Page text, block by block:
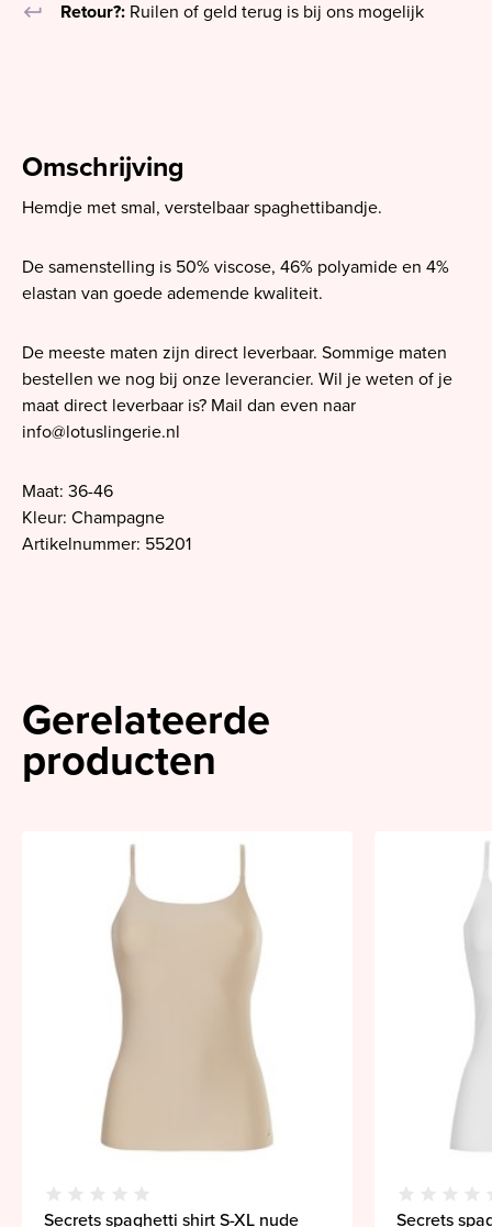
keyboard_return
Retour?: Ruilen of geld terug is bij ons mogelijk
Omschrijving
Hemdje met smal, verstelbaar spaghettibandje.
De samenstelling is 50% viscose, 46% polyamide en 4%
elastan van goede ademende kwaliteit.
De meeste maten zijn direct leverbaar. Sommige maten
bestellen we nog bij onze leverancier. Wil je weten of je
maat direct leverbaar is? Mail dan even naar
info@lotuslingerie.nl
Maat: 36-46
Kleur: Champagne
Artikelnummer: 55201
Gerelateerde
producten
Secrets spaghetti shirt S-XL nude Secrets